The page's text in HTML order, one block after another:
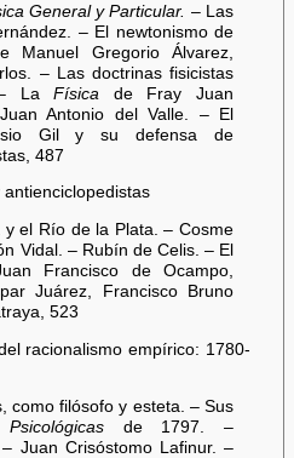
General y Particular. – Las
– El newtonismo de
Manuel Gregorio Álvarez,
– Las doctrinas fisicistas
– LaFísica de Fray Juan
Antonio del Valle. – El
Gil y su defensa de
487
y el Río de la Plata. – Cosme
Vidal. – Rubín de Celis. – El
Francisco de Ocampo,
Juárez, Francisco Bruno
523
racionalismo empírico: 1780-
como filósofo y esteta. – Sus
de 1797. –
Juan Crisóstomo Lafinur. –